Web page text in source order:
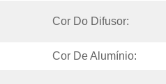
Cor Do Difusor:
Cor De Alumínio: